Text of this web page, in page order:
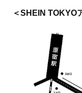
＜SHEIN TOKYO